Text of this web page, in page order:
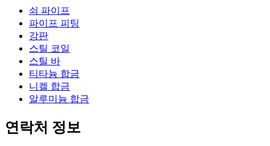
쇠 파이프
파이프 피팅
강판
스틸 코일
스틸 바
티타늄 합금
니켈 합금
알루미늄 합금
연락처 정보